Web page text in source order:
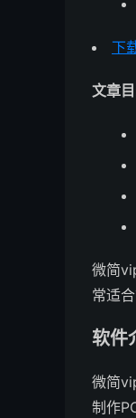
下
文章
微简
常适
软件
微简
制作